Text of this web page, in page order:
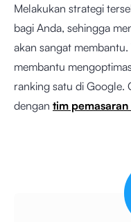
Melakukan strategi
bagi Anda, sehingga
akan sangat
membantu
ranking satu di Google.
dengan tim